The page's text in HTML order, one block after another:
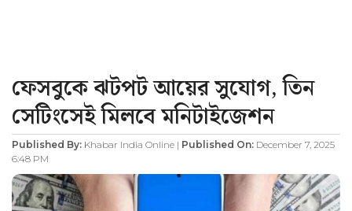
ফেসবুকে ঝটপট আয়ের সুযোগ, তিন
সেটিংসেই মিলবে মনিটাইজেশন
Published By: Khabar India Online | Published On: December 7, 2025
6:48 PM